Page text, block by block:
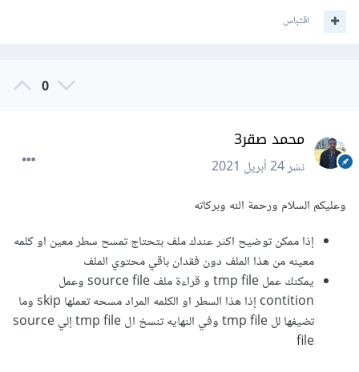
اقتباس
0
محمد صقر3
نشر24 أبريل 2021
وعليكم السلام ورحمة الله وبركاته
إذا ممكن توضيح اكثر عندك ملف بتحتاج تمسح سطر معين او كلمه
معينه من هذا الملف دون فقدان باقي محتوي الملف
يمكنك عمل tmp file و قراءة ملف source file وعمل
contition إذا هذا السطر او الكلمه المراد مسحه تعملها skip وما
تضيفها لل tmp file وفي النهايه تنسخ ال tmp file إلي source
file